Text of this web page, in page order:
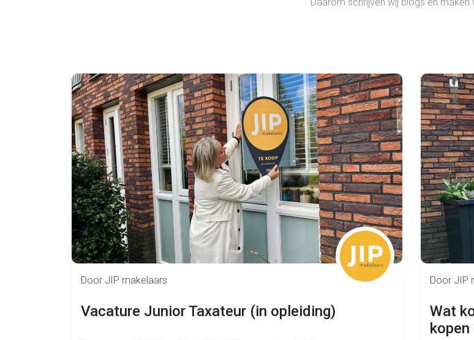
Door JIP makelaars
Vacature Junior Taxateur (in opleiding)
Door JIP
Wat